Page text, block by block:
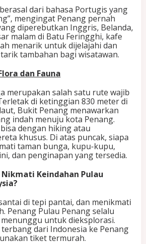
dari bahasa Portugis yang
mengingat Penang pernah
diperebutkan Inggris, Belanda,
malam di Batu Feringghi, kafe
menarik untuk dijelajahi dan
tambahan bagi wisatawan.
dan Fauna
merupakan salah satu rute wajib
di ketinggian 830 meter di
Bukit Penang menawarkan
indah menuju kota Penang.
dengan hiking atau
khusus. Di atas puncak, siapa
taman bunga, kupu-kupu,
dan penginapan yang tersedia.
Keindahan Pulau
di tepi pantai, dan menikmati
Penang Pulau Penang selalu
untuk dieksplorasi.
dari Indonesia ke Penang
tiket termurah.